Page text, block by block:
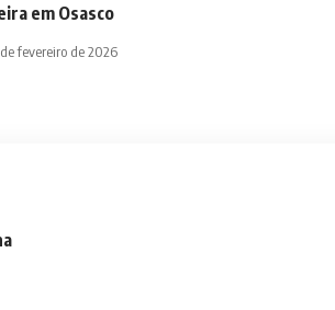
em Osasco
fevereiro de 2026